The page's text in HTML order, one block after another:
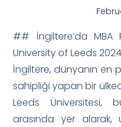
## İngiltere’da MBA
University of Leeds
İngiltere, dünyanın en
sahipliği yapan bir
Leeds Üniversitesi,
arasında yer alarak,